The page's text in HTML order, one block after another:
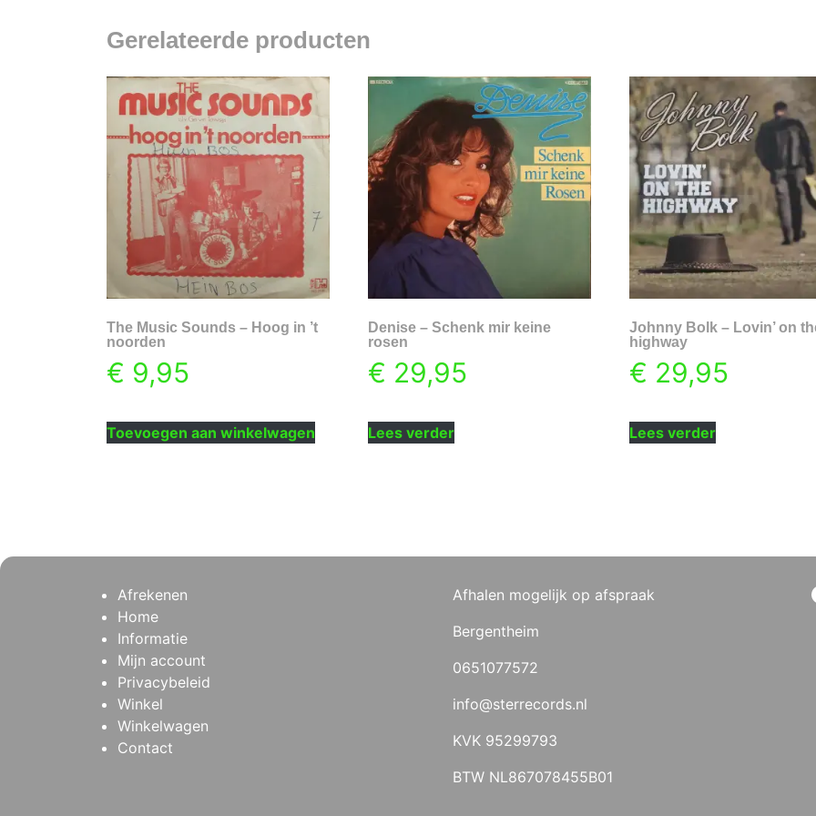
Gerelateerde producten
The Music Sounds – Hoog in ’t
noorden
€ 9,95
Toevoegen aan winkelwagen
Denise – Schenk mir keine
rosen
€ 29,95
Lees verder
Johnny Bolk – Lovin’ on
highway
€ 29,95
Lees verder
Afrekenen
Home
Informatie
Mijn account
Privacybeleid
Winkel
Winkelwagen
Contact
Afhalen mogelijk op afspraak
Bergentheim
0651077572
info@sterrecords.nl
KVK 95299793
BTW NL867078455B01